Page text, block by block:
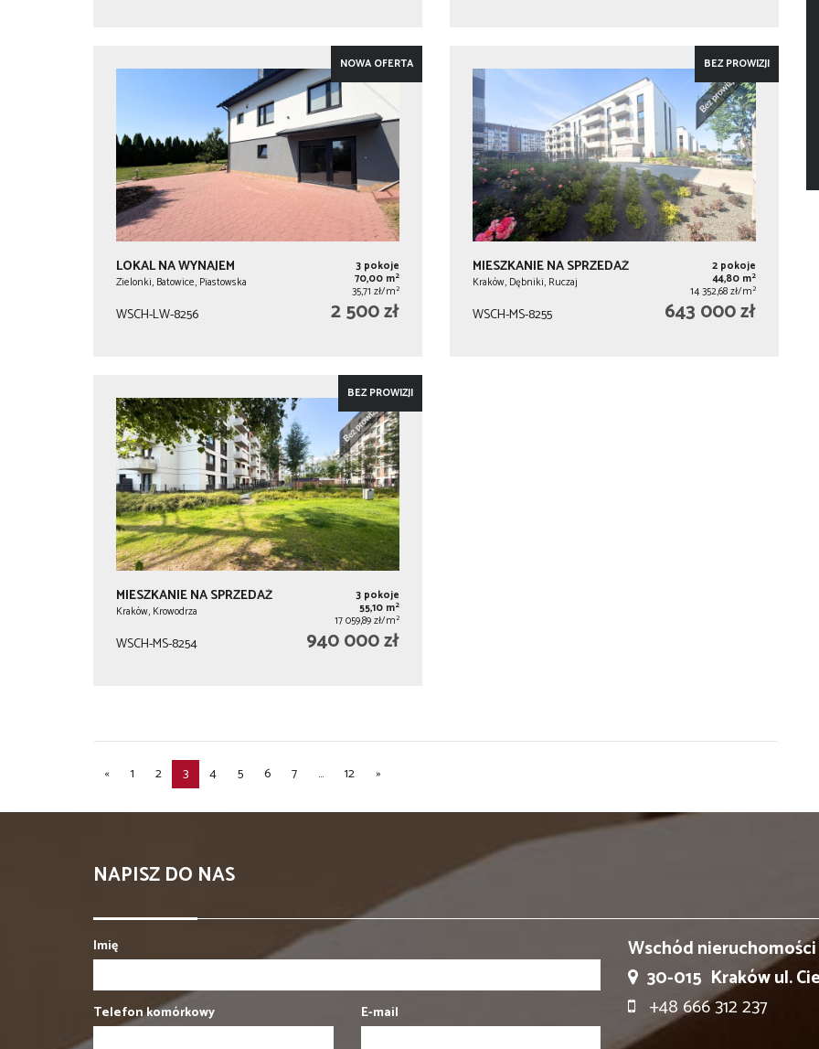
NOWA OFERTA
LOKAL NA WYNAJEM
Zielonki, Batowice, Piastowska
3 pokoje
70,00 m2
35,71 zł/m2
WSCH-LW-8256 2 500 zł
BEZ PROWIZJI
MIESZKANIE NA SPRZEDAŻ
Kraków, Dębniki, Ruczaj
2 pokoje
44,80 m2
14 352,68 zł/m2
WSCH-MS-8255 643 000 zł
BEZ PROWIZJI
MIESZKANIE NA SPRZEDAŻ
Kraków, Krowodrza
3 pokoje
55,10 m2
17 059,89 zł/m2
WSCH-MS-8254 940 000 zł
« 1 2 3 4 5 6 7 ... 12 »
NAPISZ DO NAS
Imię
Telefon komórkowy E-mail
Wschód nieruchomości
30-015 Kraków ul.
+48 666 312 237